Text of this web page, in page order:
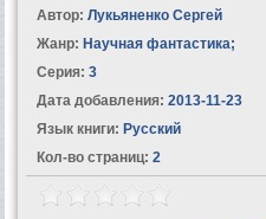
Автор: Лукьяненко Сергей
Жанр: Научная фантастика;
Серия: 3
Дата добавления: 2013-11-23
Язык книги: Русский
Кол-во страниц: 2